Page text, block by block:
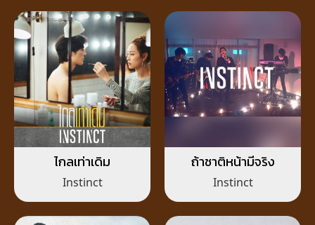
ไกลเท่าเดิม
Instinct
ถ้าชาติหน้ามีจริง
Instinct